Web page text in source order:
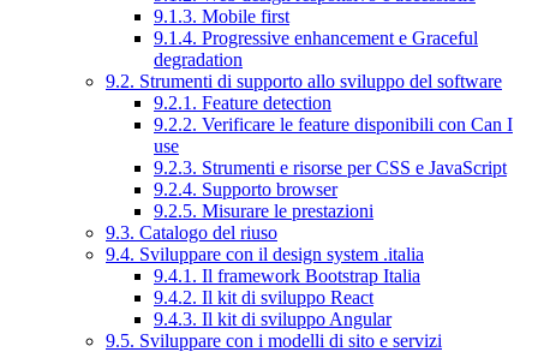
9.1.3. Mobile first
9.1.4. Progressive enhancement e Graceful
degradation
9.2. Strumenti di supporto allo sviluppo del software
9.2.1. Feature detection
9.2.2. Verificare le feature disponibili con Can I
use
9.2.3. Strumenti e risorse per CSS e JavaScript
9.2.4. Supporto browser
9.2.5. Misurare le prestazioni
9.3. Catalogo del riuso
9.4. Sviluppare con il design system .italia
9.4.1. Il framework Bootstrap Italia
9.4.2. Il kit di sviluppo React
9.4.3. Il kit di sviluppo Angular
9.5. Sviluppare con i modelli di sito e servizi